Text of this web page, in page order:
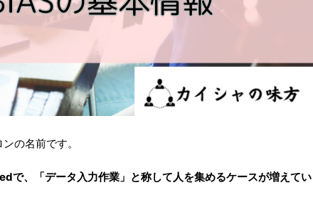
の名前です。
で、「データ入力作業」と称して人を集めるケースが増えてい